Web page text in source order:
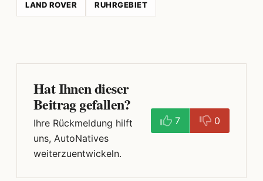
LAND ROVER RUHRGEBIET
Hat Ihnen dieser
Beitrag gefallen?
Ihre Rückmeldung hilft
uns, AutoNatives
weiterzuentwickeln.
7 0